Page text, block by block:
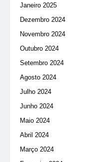
Janeiro 2025
Dezembro 2024
Novembro 2024
Outubro 2024
Setembro 2024
Agosto 2024
Julho 2024
Junho 2024
Maio 2024
Abril 2024
Março 2024